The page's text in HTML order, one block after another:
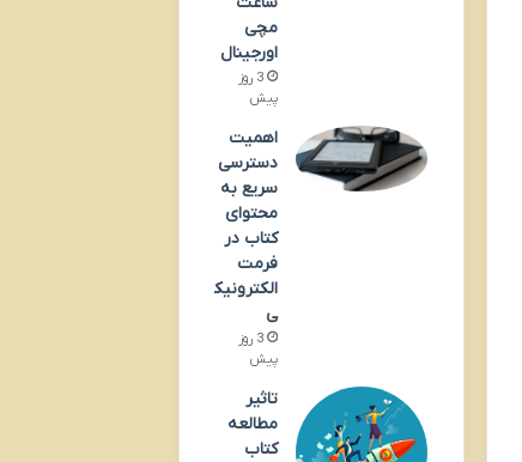
مچی
اورجینال
3 روز
پیش
اهمیت
دسترسی
سریع به
محتوای
کتاب در
فرمت
الکترونیک
ی
3 روز
پیش
تاثیر
مطالعه
کتاب